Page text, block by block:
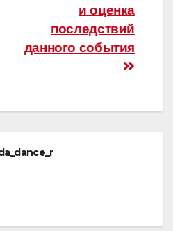
и оценка
последствий
данного события